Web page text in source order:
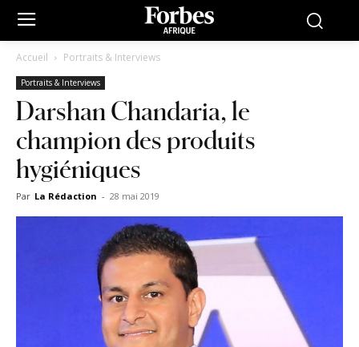
Accueil Portraits & Interviews
Portraits & Interviews
Darshan Chandaria, le
champion des produits
hygiéniques
Par La Rédaction - 28 mai 2019